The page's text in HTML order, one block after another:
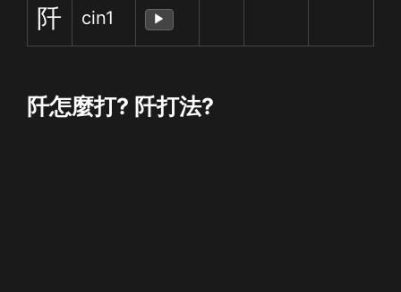
阡 cin1 ▶
阡怎麼打? 阡打法?